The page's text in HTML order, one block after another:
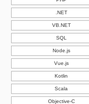
.NET
VB.NET
SQL
Node.js
Vue.js
Kotlin
Scala
Objective-C